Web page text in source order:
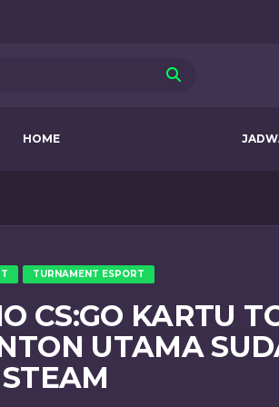
HOME
TURNAMENT ESPORT
CS:GO KARTU
UTAMA